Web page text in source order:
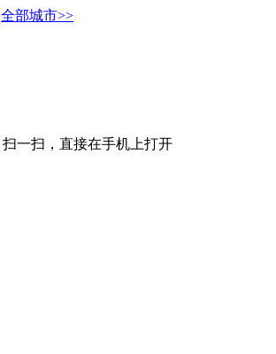
全部城市>>
扫一扫，直接在手机上打开